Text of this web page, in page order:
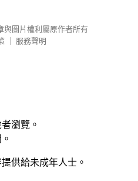
與圖片權利屬原作者所有
服務聲明
瀏覽。
供給未成年人士。